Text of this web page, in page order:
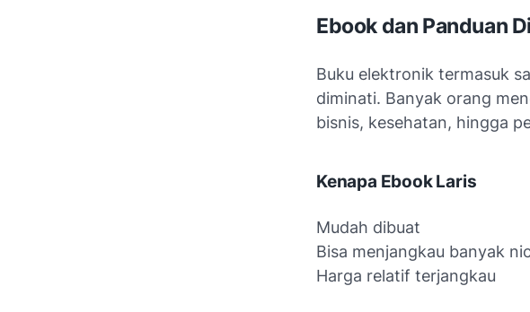
Ebook dan Panduan
Buku elektronik termasuk
diminati. Banyak orang
bisnis, kesehatan, hingga
Kenapa Ebook Laris
Mudah dibuat
Bisa menjangkau banyak
Harga relatif terjangkau